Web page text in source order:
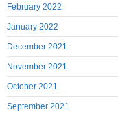
February 2022
January 2022
December 2021
November 2021
October 2021
September 2021